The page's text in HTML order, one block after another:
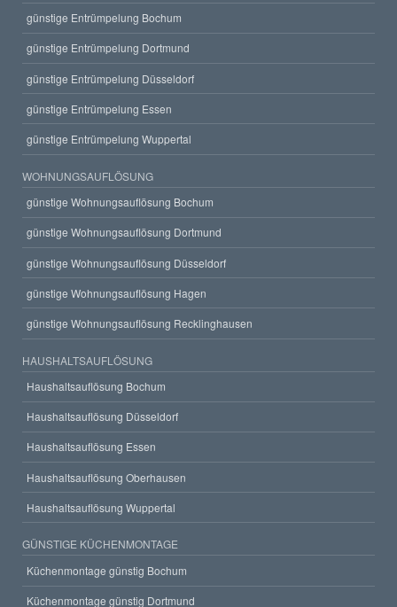
günstige Entrümpelung Bochum
günstige Entrümpelung Dortmund
günstige Entrümpelung Düsseldorf
günstige Entrümpelung Essen
günstige Entrümpelung Wuppertal
WOHNUNGSAUFLÖSUNG
günstige Wohnungsauflösung Bochum
günstige Wohnungsauflösung Dortmund
günstige Wohnungsauflösung Düsseldorf
günstige Wohnungsauflösung Hagen
günstige Wohnungsauflösung Recklinghausen
HAUSHALTSAUFLÖSUNG
Haushaltsauflösung Bochum
Haushaltsauflösung Düsseldorf
Haushaltsauflösung Essen
Haushaltsauflösung Oberhausen
Haushaltsauflösung Wuppertal
GÜNSTIGE KÜCHENMONTAGE
Küchenmontage günstig Bochum
Küchenmontage günstig Dortmund